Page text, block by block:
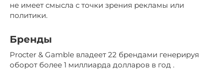
не имеет смысла с точки зрения рекламы или
политики.
Бренды
Procter & Gamble владеет 22 брендами генерируя
оборот более 1 миллиарда долларов в год .